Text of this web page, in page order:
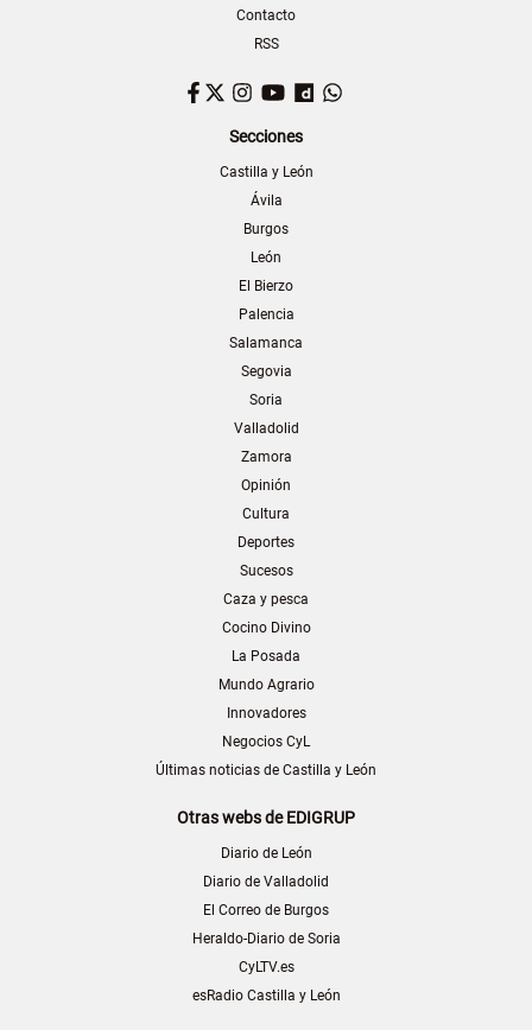
Contacto
RSS
Facebook
TwitterInstagram
YouTubeDailymotion
Secciones
Castilla y León
Ávila
Burgos
León
El Bierzo
Palencia
Salamanca
Segovia
Soria
Valladolid
Zamora
Opinión
Cultura
Deportes
Sucesos
Caza y pesca
Cocino Divino
La Posada
Mundo Agrario
Innovadores
Negocios CyL
Últimas noticias de Castilla y León
Otras webs de EDIGRUP
Diario de León
Diario de Valladolid
El Correo de Burgos
Heraldo-Diario de Soria
CyLTV.es
esRadio Castilla y León